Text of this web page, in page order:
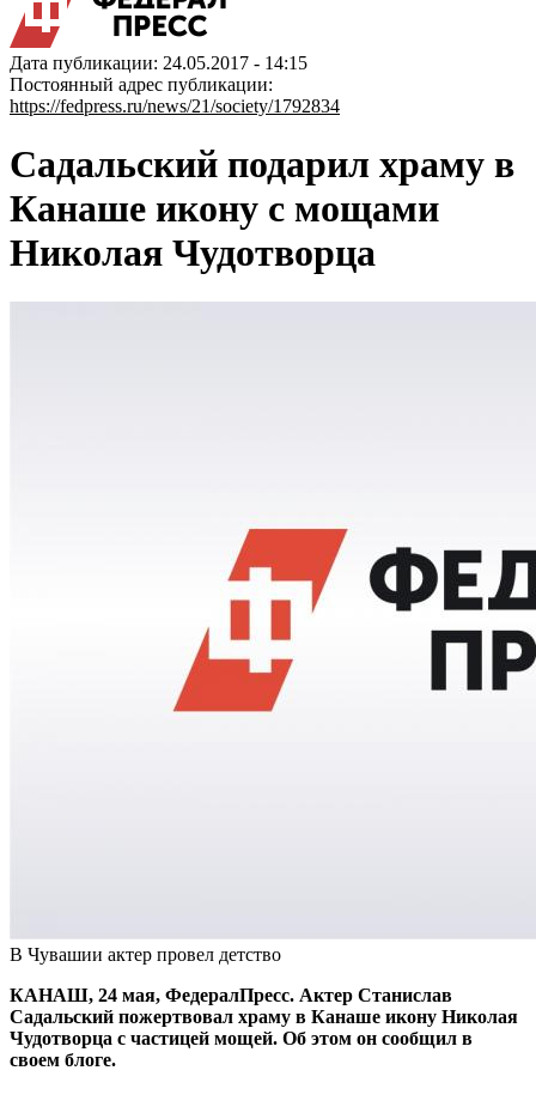
Дата публикации: 24.05.2017 - 14:15
Постоянный адрес публикации:
https://fedpress.ru/news/21/society/1792834
Садальский подарил храму в
Канаше икону с мощами
Николая Чудотворца
В Чувашии актер провел детство
КАНАШ, 24 мая, ФедералПресс. Актер Станислав
Садальский пожертвовал храму в Канаше икону Николая
Чудотворца с частицей мощей. Об этом он сообщил в
своем блоге.